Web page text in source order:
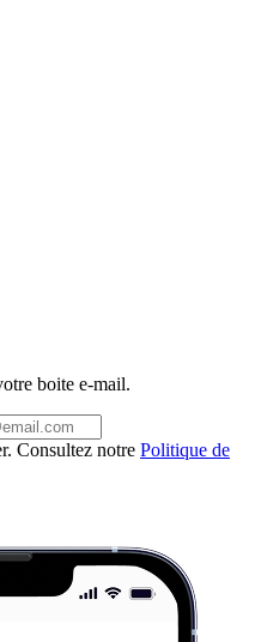
boite e-mail.
Consultez notre Politique de